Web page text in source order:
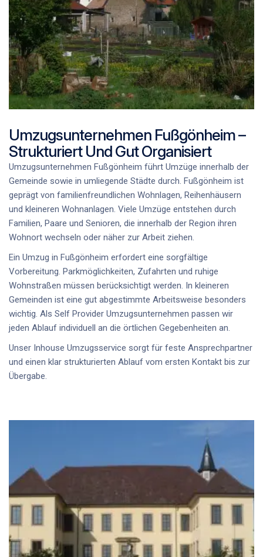
Umzugsunternehmen Fußgönheim –
Strukturiert Und Gut Organisiert
Umzugsunternehmen Fußgönheim führt Umzüge innerhalb der
Gemeinde sowie in umliegende Städte durch. Fußgönheim ist
geprägt von familienfreundlichen Wohnlagen, Reihenhäusern
und kleineren Wohnanlagen. Viele Umzüge entstehen durch
Familien, Paare und Senioren, die innerhalb der Region ihren
Wohnort wechseln oder näher zur Arbeit ziehen.
Ein Umzug in Fußgönheim erfordert eine sorgfältige
Vorbereitung. Parkmöglichkeiten, Zufahrten und ruhige
Wohnstraßen müssen berücksichtigt werden. In kleineren
Gemeinden ist eine gut abgestimmte Arbeitsweise besonders
wichtig. Als Self Provider Umzugsunternehmen passen wir
jeden Ablauf individuell an die örtlichen Gegebenheiten an.
Unser Inhouse Umzugsservice sorgt für feste Ansprechpartner
und einen klar strukturierten Ablauf vom ersten Kontakt bis zur
Übergabe.